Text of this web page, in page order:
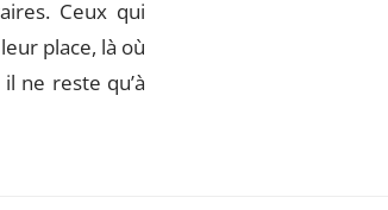
Ceux qui
place, là où
ne reste qu’à